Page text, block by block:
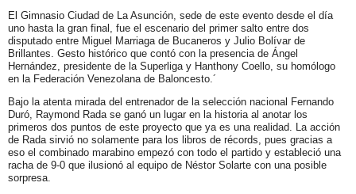
El Gimnasio Ciudad de La Asunción, sede de este evento desde el día
uno hasta la gran final, fue el escenario del primer salto entre dos
disputado entre Miguel Marriaga de Bucaneros y Julio Bolívar de
Brillantes. Gesto histórico que contó con la presencia de Ángel
Hernández, presidente de la Superliga y Hanthony Coello, su homólogo
en la Federación Venezolana de Baloncesto.´
Bajo la atenta mirada del entrenador de la selección nacional Fernando
Duró, Raymond Rada se ganó un lugar en la historia al anotar los
primeros dos puntos de este proyecto que ya es una realidad. La acción
de Rada sirvió no solamente para los libros de récords, pues gracias a
eso el combinado marabino empezó con todo el partido y estableció una
racha de 9-0 que ilusionó al equipo de Néstor Solarte con una posible
sorpresa.